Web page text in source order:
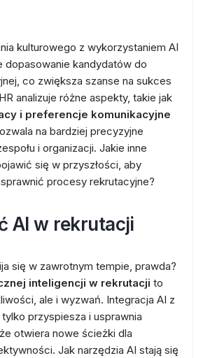
kulturowego z wykorzystaniem AI
dopasowanie kandydatów do
co zwiększa szanse na sukces
analizuje różne aspekty, takie jak
i preferencje komunikacyjne
na bardziej precyzyjne
i organizacji. Jakie inne
się w przyszłości, aby
procesy rekrutacyjne?
AI w rekrutacji
się w zawrotnym tempie, prawda?
inteligencji w rekrutacji to
ale i wyzwań. Integracja AI z
przyspiesza i usprawnia
otwiera nowe ścieżki dla
Jak narzędzia AI stają się